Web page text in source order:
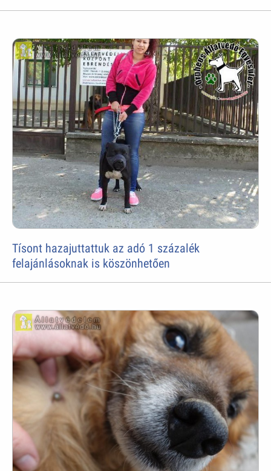
Tísont hazajuttattuk az adó 1 százalék
felajánlásoknak is köszönhetően